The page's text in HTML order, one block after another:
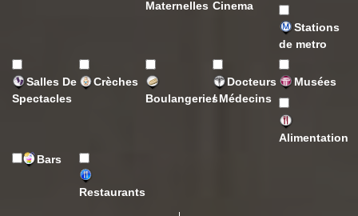
Maternelles Cinema
Stations
de metro
Salles De
Spectacles
Crèches
Boulangeries
Docteurs
/ Médecins
Musées
Alimentation
Bars
Restaurants